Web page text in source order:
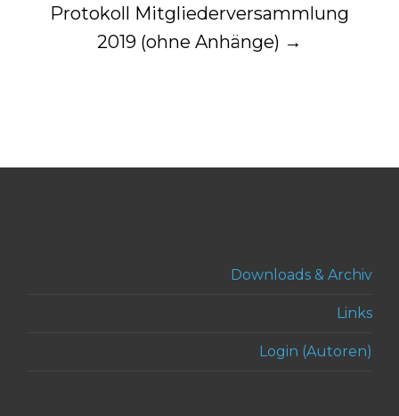
Protokoll Mitgliederversammlung
2019 (ohne Anhänge) →
Downloads & Archiv
Links
Login (Autoren)